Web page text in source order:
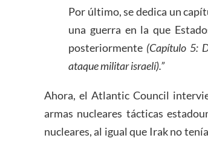
Por último, se dedica un
una guerra en la que
posteriormente (Capítulo 5:
ataque militar israelí).”
Ahora, el Atlantic Council
armas nucleares tácticas
nucleares, al igual que Irak no